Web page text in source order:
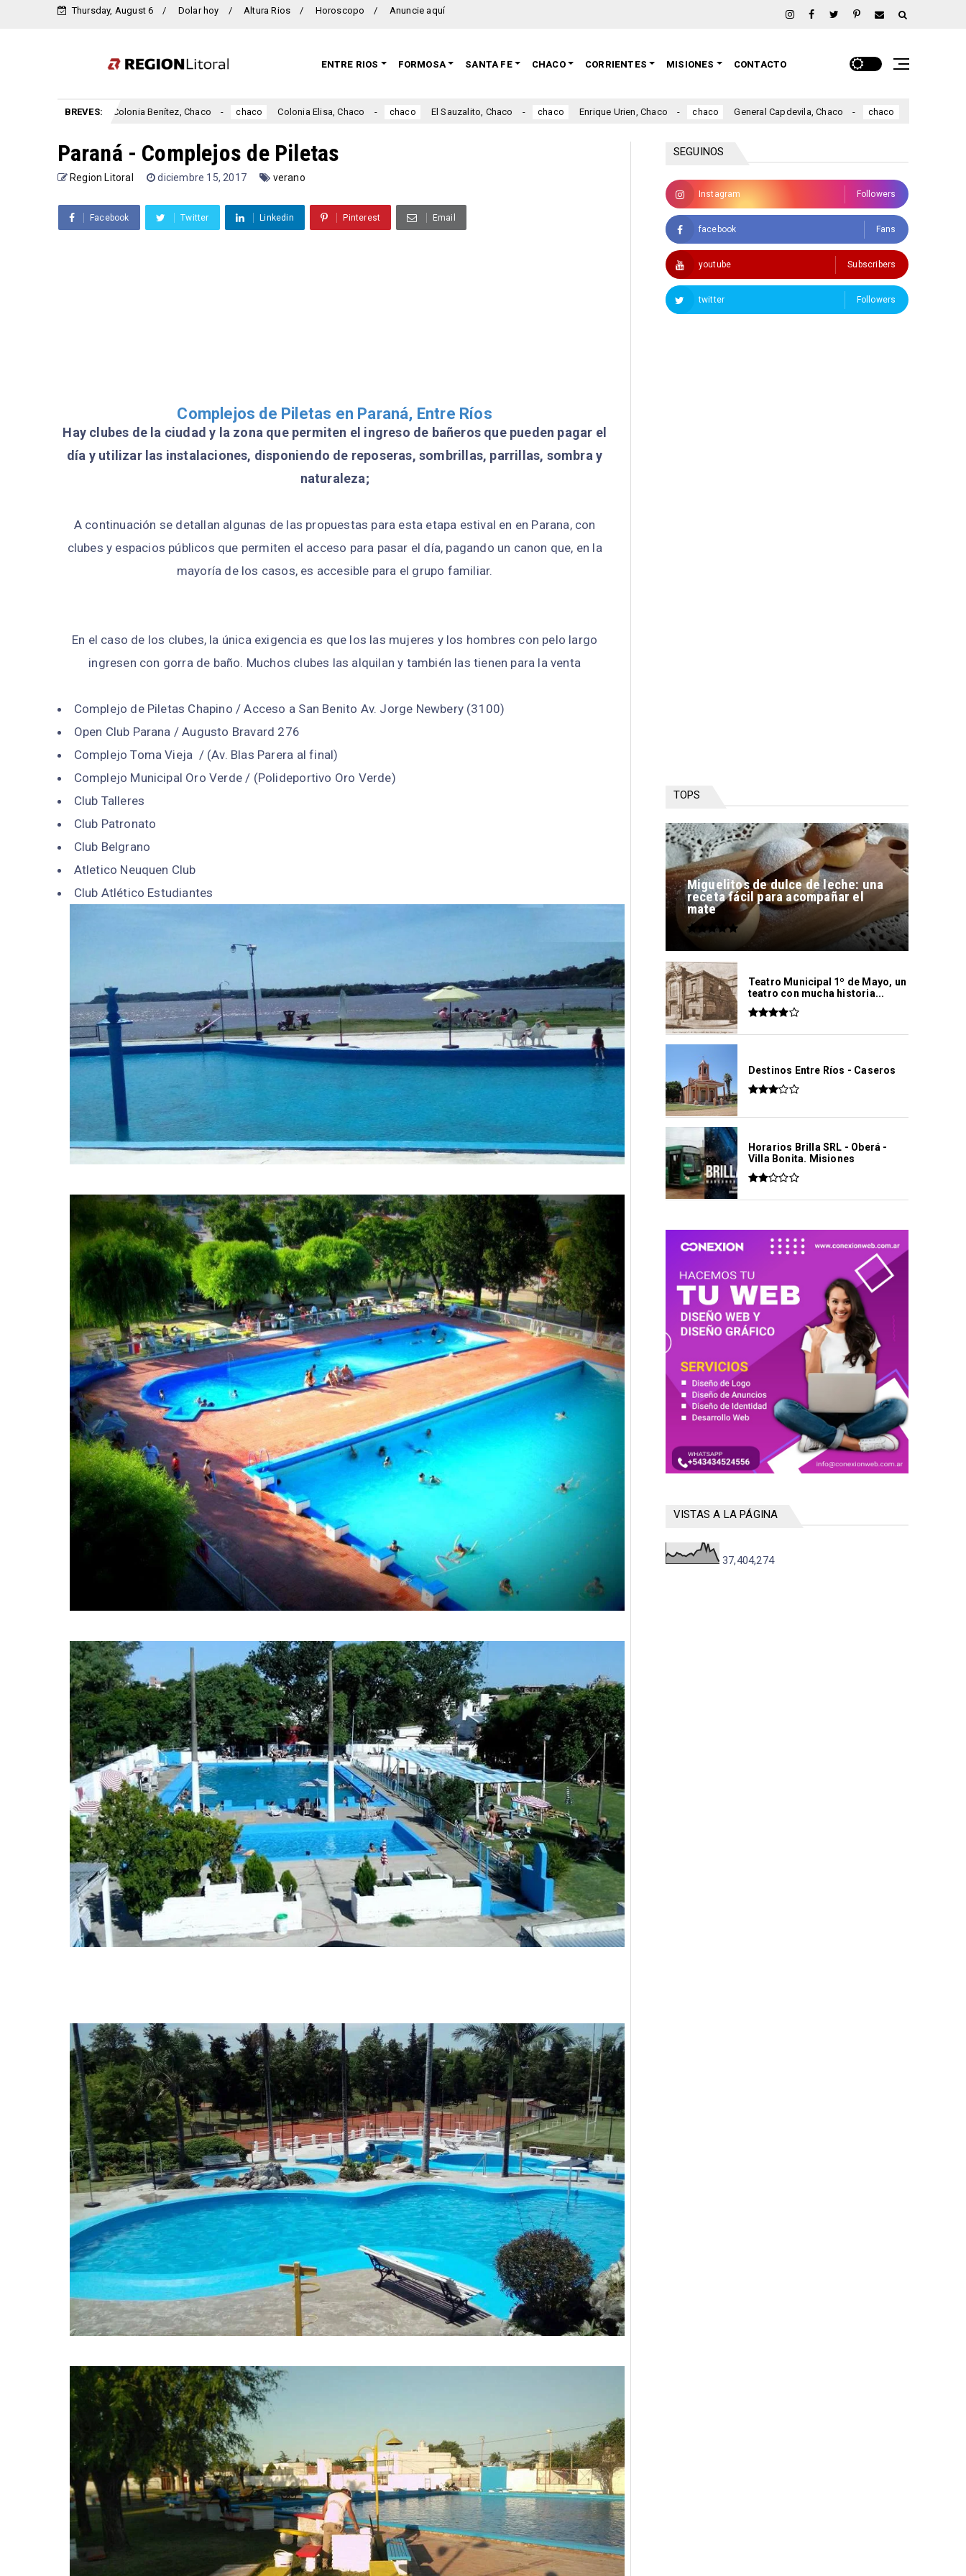
Thursday, August 6 Dolar hoy Altura Rios Horoscopo Anuncie aquí
ENTRE RIOS FORMOSA SANTA FE CHACO CORRIENTES MISIONES CONTACTO
BREVES:
Colonia Benítez, Chaco chaco Colonia Elisa, Chaco chaco El Sauzalito, Chaco chaco Enrique Urien, Chaco chaco General Capdevila, Chaco chaco Fuerte Esperanza,
Paraná - Complejos de Piletas
Region Litoral diciembre 15, 2017 verano
Facebook Twitter Linkedin Pinterest Email
Complejos de Piletas en Paraná, Entre Ríos
Hay clubes de la ciudad y la zona que permiten el ingreso de bañeros que pueden pagar el
día y utilizar las instalaciones, disponiendo de reposeras, sombrillas, parrillas, sombra y
naturaleza;
A continuación se detallan algunas de las propuestas para esta etapa estival en en Parana, con
clubes y espacios públicos que permiten el acceso para pasar el día, pagando un canon que, en la
mayoría de los casos, es accesible para el grupo familiar.
En el caso de los clubes, la única exigencia es que los las mujeres y los hombres con pelo largo
ingresen con gorra de baño. Muchos clubes las alquilan y también las tienen para la venta
Complejo de Piletas Chapino / Acceso a San Benito Av. Jorge Newbery (3100)
Open Club Parana / Augusto Bravard 276
Complejo Toma Vieja / (Av. Blas Parera al final)
Complejo Municipal Oro Verde / (Polideportivo Oro Verde)
Club Talleres
Club Patronato
Club Belgrano
Atletico Neuquen Club
Club Atlético Estudiantes
SEGUINOS
Instagram Followers
facebook Fans
youtube Subscribers
twitter Followers
TOPS
Miguelitos de dulce de leche: una
receta fácil para acompañar el
mate
Teatro Municipal 1º de Mayo, un
teatro con mucha historia...
Destinos Entre Ríos - Caseros
Horarios Brilla SRL - Oberá -
Villa Bonita. Misiones
VISTAS A LA PÁGINA
37,404,274